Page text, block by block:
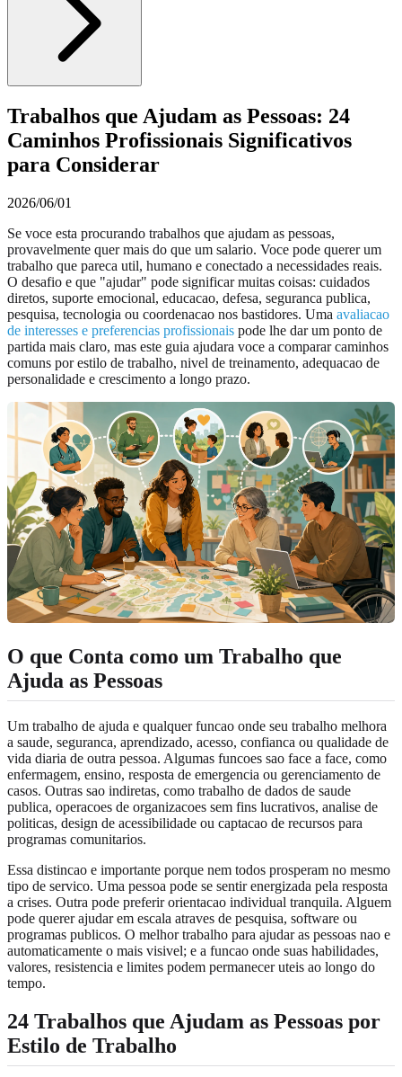
Trabalhos que Ajudam as Pessoas: 24
Caminhos Profissionais Significativos
para Considerar
2026/06/01
Se voce esta procurando trabalhos que ajudam as pessoas,
provavelmente quer mais do que um salario. Voce pode querer um
trabalho que pareca util, humano e conectado a necessidades reais.
O desafio e que "ajudar" pode significar muitas coisas: cuidados
diretos, suporte emocional, educacao, defesa, seguranca publica,
pesquisa, tecnologia ou coordenacao nos bastidores. Uma avaliacao
de interesses e preferencias profissionais pode lhe dar um ponto de
partida mais claro, mas este guia ajudara voce a comparar caminhos
comuns por estilo de trabalho, nivel de treinamento, adequacao de
personalidade e crescimento a longo prazo.
O que Conta como um Trabalho que
Ajuda as Pessoas
Um trabalho de ajuda e qualquer funcao onde seu trabalho melhora
a saude, seguranca, aprendizado, acesso, confianca ou qualidade de
vida diaria de outra pessoa. Algumas funcoes sao face a face, como
enfermagem, ensino, resposta de emergencia ou gerenciamento de
casos. Outras sao indiretas, como trabalho de dados de saude
publica, operacoes de organizacoes sem fins lucrativos, analise de
politicas, design de acessibilidade ou captacao de recursos para
programas comunitarios.
Essa distincao e importante porque nem todos prosperam no mesmo
tipo de servico. Uma pessoa pode se sentir energizada pela resposta
a crises. Outra pode preferir orientacao individual tranquila. Alguem
pode querer ajudar em escala atraves de pesquisa, software ou
programas publicos. O melhor trabalho para ajudar as pessoas nao e
automaticamente o mais visivel; e a funcao onde suas habilidades,
valores, resistencia e limites podem permanecer uteis ao longo do
tempo.
24 Trabalhos que Ajudam as Pessoas por
Estilo de Trabalho